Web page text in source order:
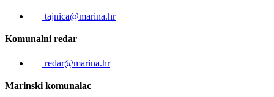
tajnica@marina.hr
Komunalni redar
redar@marina.hr
Marinski komunalac